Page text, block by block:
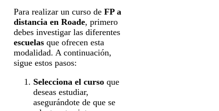
Para realizar un curso de FP a
distancia en Roade, primero
debes investigar las diferentes
escuelas que ofrecen esta
modalidad. A continuación,
sigue estos pasos:
Selecciona el curso que
deseas estudiar,
asegurándote de que se